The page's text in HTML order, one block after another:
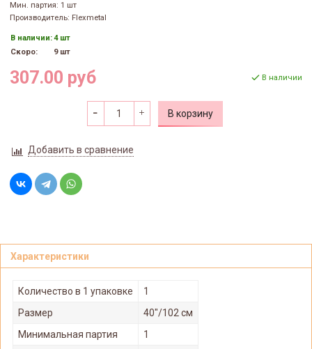
Мин. партия: 1 шт
Производитель: Flexmetal
В наличии:4 шт
Скоро:
9 шт
307.00 руб В наличии
В корзину
Добавить в сравнение
Характеристики
Количество в 1 упаковке
1
Размер
40"/102 см
Минимальная партия
1